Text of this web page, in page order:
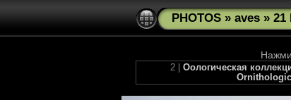
PHOTOS » aves » 21
2 | Оологическая